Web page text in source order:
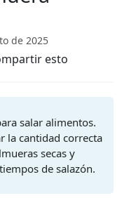
de 2025
esto
salar alimentos.
la cantidad correcta
secas y
de salazón.